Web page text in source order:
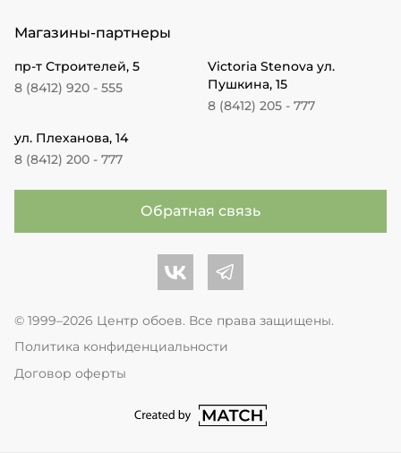
Магазины-партнеры
пр-т Строителей, 5
8 (8412) 920 - 555
Victoria Stenova ул.
Пушкина, 15
8 (8412) 205 - 777
ул. Плеханова, 14
8 (8412) 200 - 777
Обратная связь
Центр обоев во Вконтакте
Центр обоев в Телеграме
© 1999–2026 Центр обоев. Все права защищены.
Политика конфиденциальности
Договор оферты
перейти на сайт студии Match